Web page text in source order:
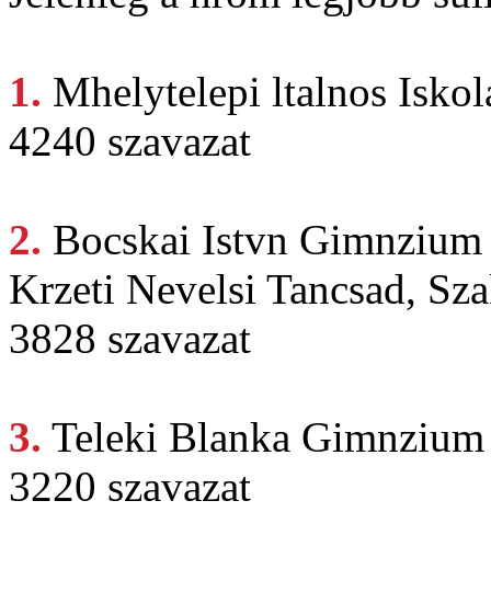
1. Mhelytelepi ltalnos
4240 szavazat
2. Bocskai Istvn Gimnzium
Krzeti Nevelsi Tancsad,
3828 szavazat
3. Teleki Blanka
3220 szavazat